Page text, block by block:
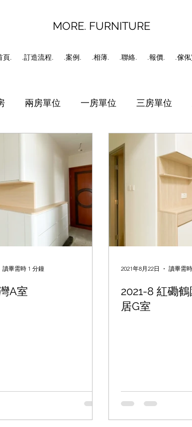
MORE. FURNITURE
頁. .訂造流程. .案例. .相薄. .聯絡. .報價. .傢
兩房單位 一房單位 三房單位
A室
讀畢需時 1 分鐘
2021-8 紅磡
居G室
2021年8月22日 讀畢需